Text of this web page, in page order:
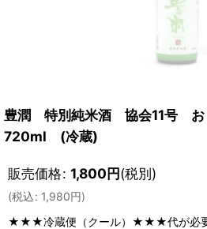
豊潤 特別純米酒 協会11号 お
720ml (冷蔵)
販売価格: 1,800円(税別)
(税込: 1,980円)
★★★冷蔵便（クール）★★★代が必